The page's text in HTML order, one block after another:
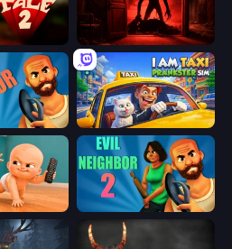
Doors Castle
I Am Taxi Prankster Sim
Mother Life Simulator: Prank Evil Neighbor 2